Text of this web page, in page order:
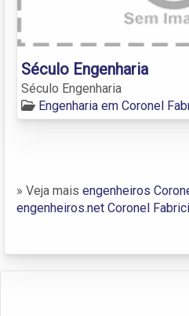
Século Engenharia
Século Engenharia
Engenharia em Coronel
» Veja mais engenheiros
engenheiros.net Coronel